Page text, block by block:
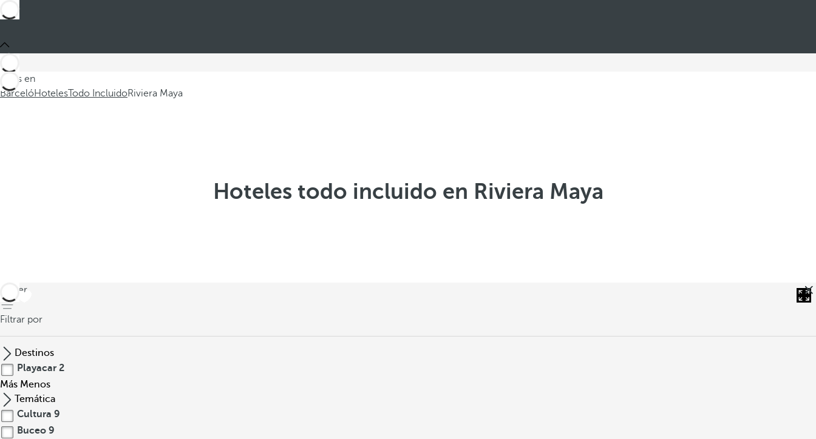
Estás en
BarcelóHotelesTodo IncluidoRiviera Maya
Hoteles todo incluido en Riviera Maya
volver
Filtrar por
Destinos
Playacar 2
Más Menos
Temática
Cultura 9
Buceo 9